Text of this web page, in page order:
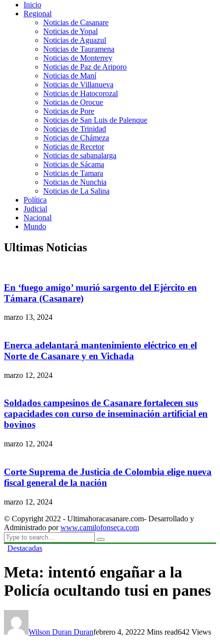
Inicio
Regional
Noticias de Casanare
Noticias de Yopal
Noticias de Aguazul
Noticias de Tauramena
Noticias de Monterrey
Noticias de Paz de Ariporo
Noticias de Maní
Noticias de Villanueva
Noticias de Hatocorozal
Noticias de Orocue
Noticias de Pore
Noticias de San Luis de Palenque
Noticias de Trinidad
Noticias de Chámeza
Noticias de Recetor
Noticias de sabanalarga
Noticias de Sácama
Noticias de Tamara
Noticias de Nunchia
Noticias de La Salina
Política
Judicial
Nacional
Mundo
Ultimas Noticias
En ‘fuego amigo’ murió sargento del Ejército en
Támara (Casanare)
marzo 13, 2024
Enerca adelantará mantenimiento eléctrico en el
Norte de Casanare y en Vichada
marzo 12, 2024
Soldados campesinos de Casanare fortalecen sus
capacidades con curso de inseminación artificial en
bovinos
marzo 12, 2024
Corte Suprema de Justicia de Colombia elige nueva
fiscal general de la nación
marzo 12, 2024
© Copyright 2022 - Ultimahoracasanare.com- Desarrollado y
Administrado porwww.camilofonseca.com
Destacadas
Meta: intentó engañar a la
Policía ocultando tusi en panes
Wilson Duran Duranfebrero 4, 20222 Mins read642 Views